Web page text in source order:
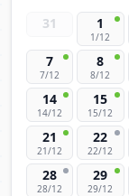
31 1
1/12
7
7/12
8
8/12
14
14/12
15
15/12
21
21/12
22
22/12
28
28/12
29
29/12